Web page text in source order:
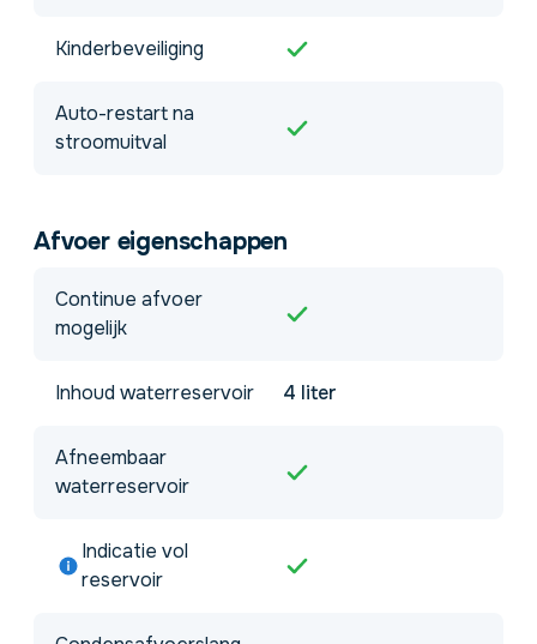
Kinderbeveiliging
Auto-restart na
stroomuitval
Afvoer eigenschappen
Continue afvoer
mogelijk
Inhoud waterreservoir 4 liter
Afneembaar
waterreservoir
Indicatie vol
reservoir